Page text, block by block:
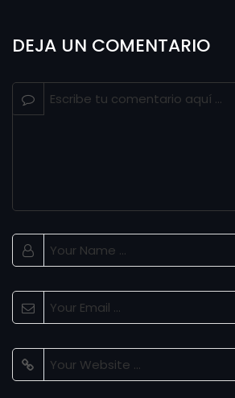
DEJA UN COMENTARIO